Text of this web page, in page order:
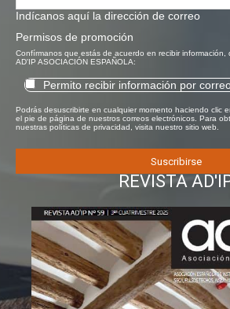
Indícanos aquí la dirección de correo
Permisos de promoción
Confírmanos que estás de acuerdo en recibir información,
AD'IP ASOCIACIÓN ESPAÑOLA:
Permito recibir información por
Podrás desuscribirte en cualquier momento haciendo clic
el pie de página de nuestros correos electrónicos. Para
nuestras políticas de privacidad, visita nuestro sitio web.
REVISTA